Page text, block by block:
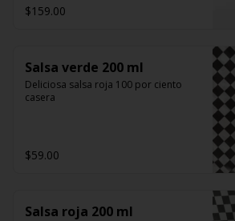
$159.00
Salsa verde 200 ml
Deliciosa salsa roja 100 por ciento
casera
$59.00
Salsa roja 200 ml